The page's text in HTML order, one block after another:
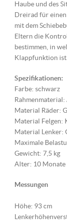
Haube und des
Dreirad für einen
mit dem
Eltern die
bestimmen, in
Klappfunktion ist
Spezifikationen:
Farbe: schwarz
Material Räder:
Material Felgen:
Material Lenker:
Maximale
Gewicht: 7,5 kg
Alter: 10 Monate
Messungen
Höhe: 93 cm